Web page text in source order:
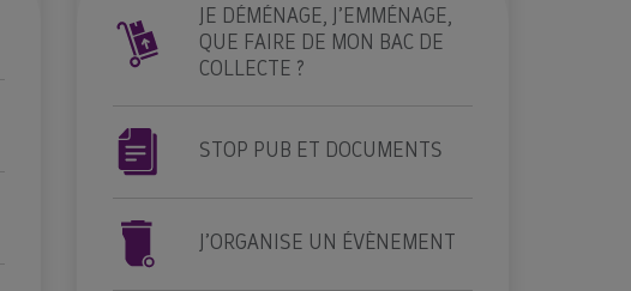
JE DÉMÉNAGE, J’EMMÉNAGE,
QUE FAIRE DE MON BAC DE
COLLECTE ?
STOP PUB ET DOCUMENTS
J’ORGANISE UN ÉVÈNEMENT